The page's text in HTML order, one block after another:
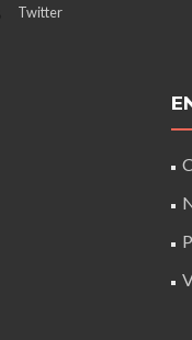
Twitter